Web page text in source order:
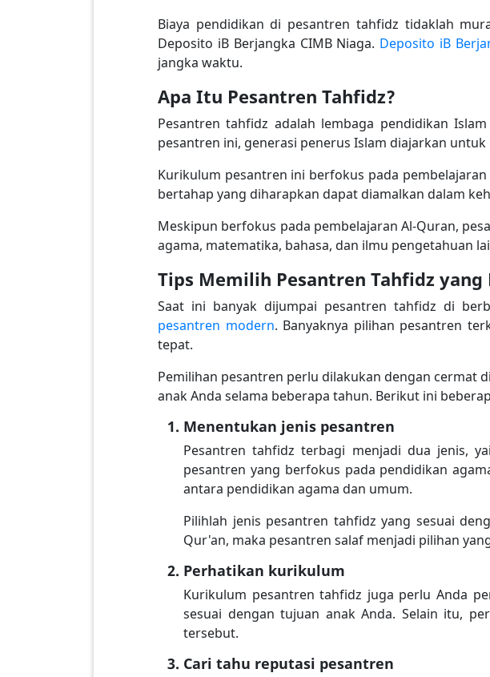
Biaya pendidikan di pesantren tahfidz tidaklah
Deposito iB Berjangka CIMB Niaga. Deposito iB
jangka waktu.
Apa Itu Pesantren Tahfidz?
Pesantren tahfidz adalah lembaga pendidikan
pesantren ini, generasi penerus Islam diajarkan
Kurikulum pesantren ini berfokus pada
bertahap yang diharapkan dapat diamalkan dalam
Meskipun berfokus pada pembelajaran Al-Quran,
agama, matematika, bahasa, dan ilmu pengetahuan
Tips Memilih Pesantren Tahfidz yang
Saat ini banyak dijumpai pesantren tahfidz di
pesantren modern. Banyaknya pilihan pesantren
tepat.
Pemilihan pesantren perlu dilakukan dengan cermat
anak Anda selama beberapa tahun. Berikut ini
Menentukan jenis pesantren
Pesantren tahfidz terbagi menjadi dua jenis,
pesantren yang berfokus pada pendidikan
antara pendidikan agama dan umum.
Pilihlah jenis pesantren tahfidz yang sesuai
Qur'an, maka pesantren salaf menjadi pilihan
Perhatikan kurikulum
Kurikulum pesantren tahfidz juga perlu Anda
sesuai dengan tujuan anak Anda. Selain itu,
tersebut.
Cari tahu reputasi pesantren